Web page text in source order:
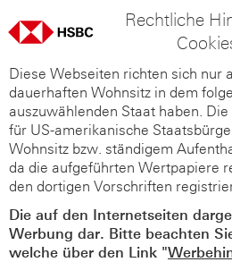
Rechtliche
Diese Webseiten richten sich nur
dauerhaften Wohnsitz in dem
auszuwählenden Staat haben.
für US-amerikanische
Wohnsitz bzw. ständigem
da die aufgeführten Wertpapiere
den dortigen Vorschriften
Die auf den Internetseiten
Werbung dar. Bitte beachten
welche über den Link "